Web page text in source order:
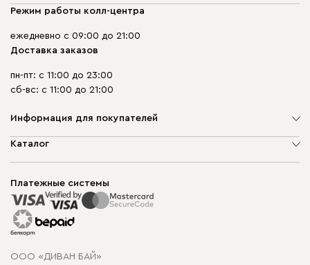
Режим работы колл-центра
ежедневно с 09:00 до 21:00
Доставка заказов
пн-пт: с 11:00 до 23:00
сб-вс: с 11:00 до 21:00
Информация для покупателей
О компании
Способы оплаты
Рассрочка и кредит
Гарантия
Карта сайта
Политика конфиденциальности
Каталог
Корпусная мебель
Распродажа мебели
Платежные системы
ООО «ДИВАН БАЙ»